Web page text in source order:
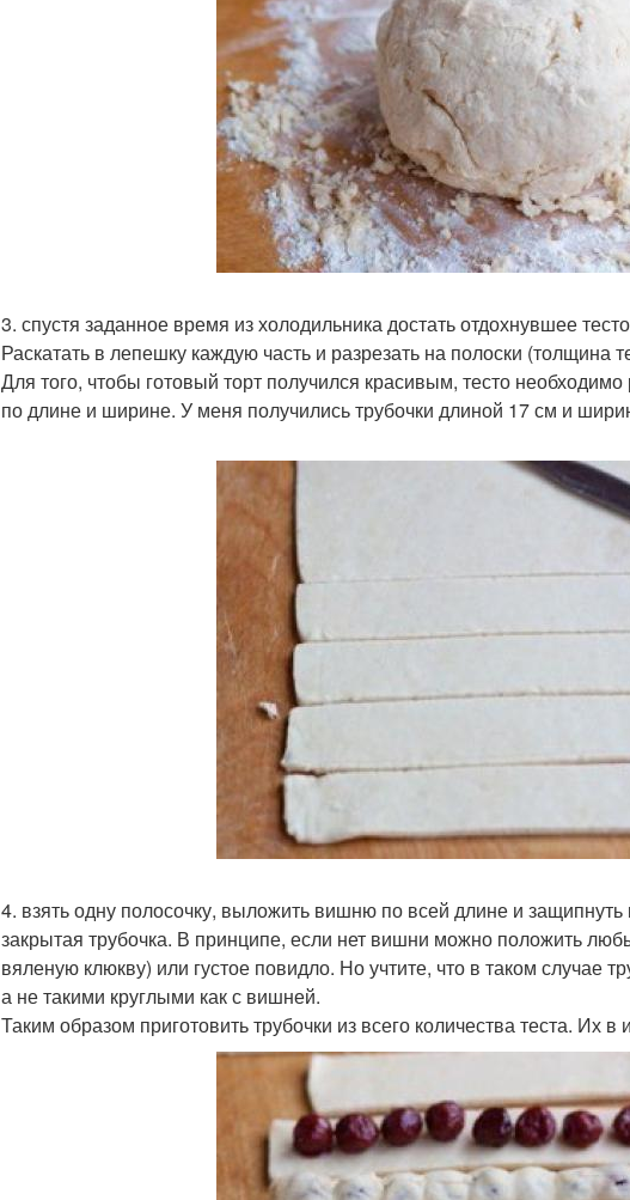
3. спустя заданное время из холодильника достать отдохнувшее
Раскатать в лепешку каждую часть и разрезать на полоски (толщина
Для того, чтобы готовый торт получился красивым, тесто
по длине и ширине. У меня получились трубочки длиной 17 см и
4. взять одну полосочку, выложить вишню по всей длине и защипнуть
закрытая трубочка. В принципе, если нет вишни можно положить
вяленую клюкву) или густое повидло. Но учтите, что в таком случае
а не такими круглыми как с вишней.
Таким образом приготовить трубочки из всего количества теста. Их